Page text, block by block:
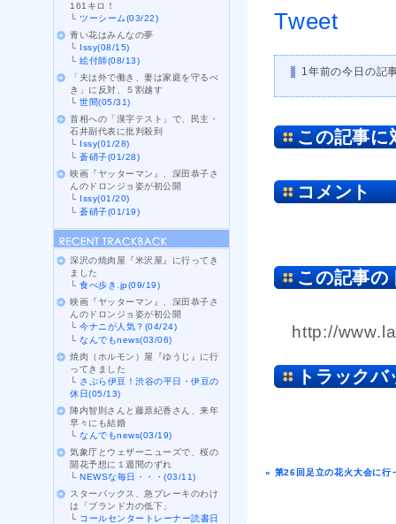
Tweet
1年前の今日の記
この記事に
コメント
この記事の
http://
トラックバ
« 第26回足立の花火大会に行
161キロ！
└ツーシーム(03/22)
青い花はみんなの夢
└ Issy(08/15)
└絵付師(08/13)
「夫は外で働き、妻は家庭を守るべ
き」に反対、５割越す
└世間(05/31)
首相への「漢字テスト」で、民主・
石井副代表に批判殺到
└ Issy(01/28)
└蒼硝子(01/28)
映画『ヤッターマン』、深田恭子さ
んのドロンジョ姿が初公開
└ Issy(01/20)
└蒼硝子(01/19)
深沢の焼肉屋『米沢屋』に行ってき
ました
└食べ歩き.jp(09/19)
映画『ヤッターマン』、深田恭子さ
んのドロンジョ姿が初公開
└今ナニが人気？(04/24)
└なんでもnews(03/06)
焼肉（ホルモン）屋『ゆうじ』に行
ってきました
└ さぷら伊豆！渋谷の平日・伊豆の
休日(05/13)
陣内智則さんと藤原紀香さん、来年
早々にも結婚
└なんでもnews(03/19)
気象庁とウェザーニューズで、桜の
開花予想に１週間のずれ
└NEWSな毎日・・・(03/11)
スターバックス、急ブレーキのわけ
は「ブランド力の低下」
└ コールセンタートレーナー読書日